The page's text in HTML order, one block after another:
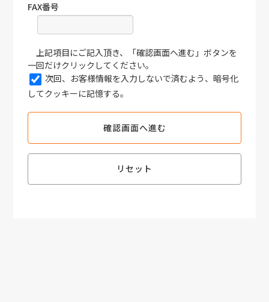
FAX番号
上記項目にご記入頂き、「確認画面へ進む」ボタンを
一回だけクリックしてください。
次回、お客様情報を入力しないで済むよう、暗号化
してクッキーに記憶する。
確認画面へ進む
リセット